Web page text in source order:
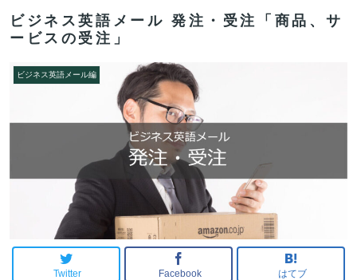
ビジネス英語メール 発注・受注「商品、サ
ービスの受注」
ビジネス英語メール編
Twitter Facebook はてブ